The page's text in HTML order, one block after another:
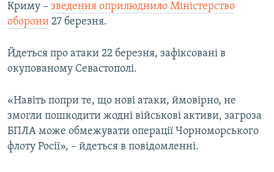
Криму – зведення оприлюднило Міністерство
оборони 27 березня.
Йдеться про атаки 22 березня, зафіксовані в
окупованому Севастополі.
«Навіть попри те, що нові атаки, ймовірно, не
змогли пошкодити жодні військові активи, загроза
БПЛА може обмежувати операції Чорноморського
флоту Росії», – йдеться в повідомленні.